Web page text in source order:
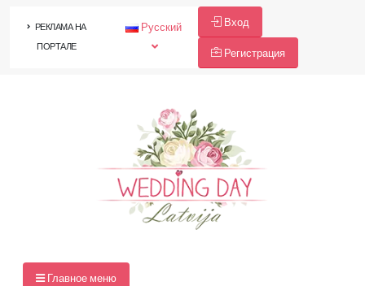
РЕКЛАМА НА
ПОРТАЛЕ
Русский Вход
Регистрация
Главное меню